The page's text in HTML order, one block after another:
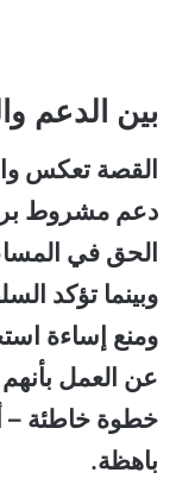
بين الدعم
القصة تعكس
دعم مشروط
الحق في
وبينما تؤكد
ومنع إساءة
عن العمل
خطوة خاطئة –
باهظة.